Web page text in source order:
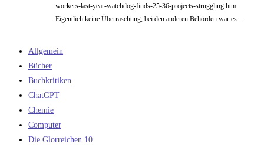
workers-last-year-watchdog-finds-25-36-projects-struggling.htm
Eigentlich keine Überraschung, bei den anderen Behörden war es…
Allgemein
Bücher
Buchkritiken
ChatGPT
Chemie
Computer
Die Glorreichen 10